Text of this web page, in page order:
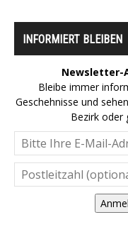
INFORMIERT BLEIBEN
Newsletter-
Bleibe immer
Geschehnisse und
Bezirk oder